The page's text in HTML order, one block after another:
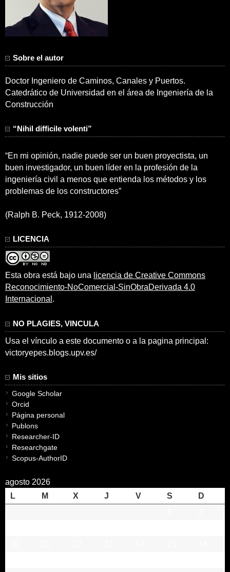
Sobre el autor
Doctor Ingeniero de Caminos, Canales y Puertos.
Catedrático de Universidad en el área de Ingeniería de la
Construcción
“Nihil difficile volenti”
“En mi opinión, nadie puede ser un buen proyectista, un
buen investigador, un buen líder en la profesión de la
ingeniería civil a menos que entienda los métodos y los
problemas de los constructores”
(Ralph B. Peck, 1912-2008)
LICENCIA
Esta obra está bajo una licencia de Creative Commons
Reconocimiento-NoComercial-SinObraDerivada 4.0
Internacional .
NO PLAGIES, VINCULA
Usa el vínculo a este documento o a la pagina principal:
victoryepes.blogs.upv.es/
Mis sitios
Google Scholar
Orcid
Página personal
Publons
Researcher-ID
Researchgate
Scopus-AuthorID
agosto 2026
L
M X J V S
D